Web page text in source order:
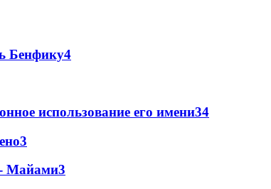
Бенфику4
использование его имени34
3
Майами3